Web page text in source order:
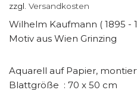
zzgl. Versandkosten
Wilhelm Kaufmann ( 1895 -
Motiv aus Wien Grinzing
Aquarell auf Papier,
Blattgröße : 70 x 50 cm